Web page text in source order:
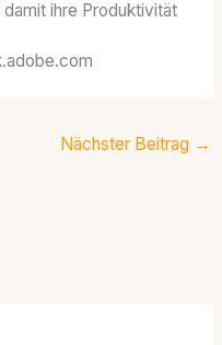
ihre Produktivität
Nächster Beitrag →